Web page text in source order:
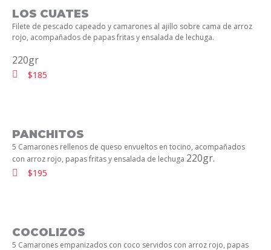
LOS CUATES​
Filete de pescado capeado y camarones al ajillo sobre cama de arroz
rojo, acompañados de papas fritas y ensalada de lechuga.
220gr
$185
PANCHITOS
5 Camarones rellenos de queso envueltos en tocino, acompañados
con arroz rojo, papas fritas y ensalada de lechuga 220gr.
$195
COCOLIZOS
5 Camarones empanizados con coco servidos con arroz rojo, papas